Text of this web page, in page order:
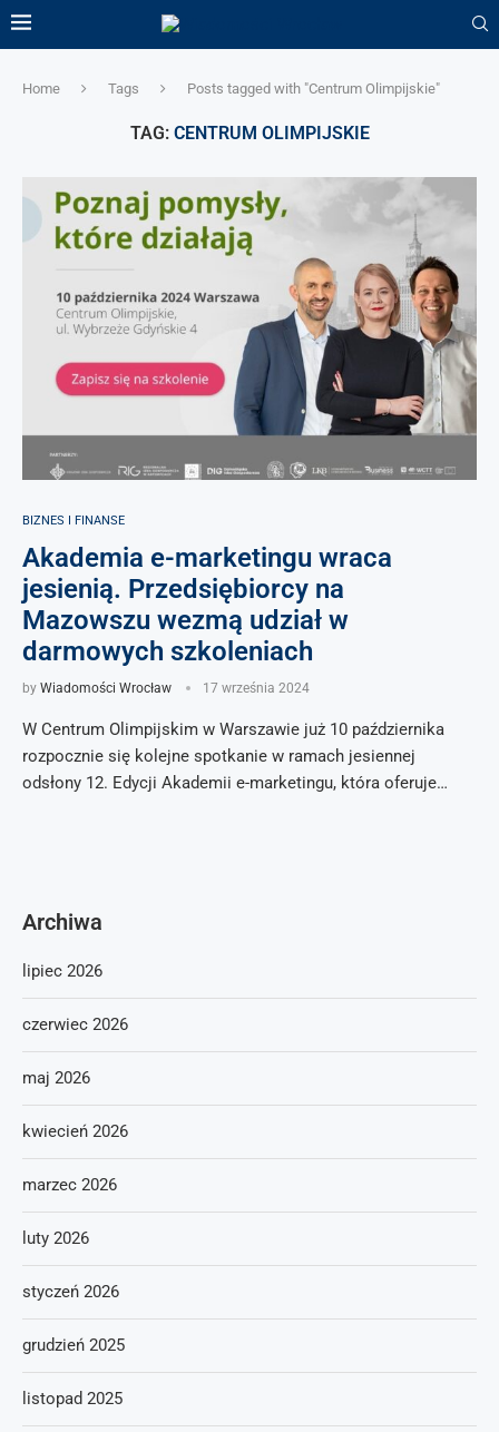
Home Tags Posts tagged with "Centrum Olimpijskie"
TAG: CENTRUM OLIMPIJSKIE
BIZNES I FINANSE
Akademia e-marketingu wraca
jesienią. Przedsiębiorcy na
Mazowszu wezmą udział w
darmowych szkoleniach
by Wiadomości Wrocław 17 września 2024
W Centrum Olimpijskim w Warszawie już 10 października
rozpocznie się kolejne spotkanie w ramach jesiennej
odsłony 12. Edycji Akademii e-marketingu, która oferuje…
Archiwa
lipiec 2026
czerwiec 2026
maj 2026
kwiecień 2026
marzec 2026
luty 2026
styczeń 2026
grudzień 2025
listopad 2025